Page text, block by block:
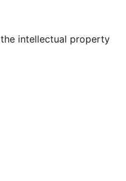
intellectual property